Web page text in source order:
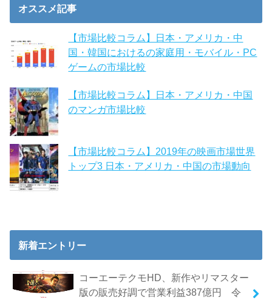
オススメ記事
【市場比較コラム】日本・アメリカ・中
国・韓国におけるの家庭用・モバイル・PC
ゲームの市場比較
【市場比較コラム】日本・アメリカ・中国
のマンガ市場比較
【市場比較コラム】2019年の映画市場世界
トップ3 日本・アメリカ・中国の市場動向
新着エントリー
コーエーテクモHD、新作やリマスター
版の販売好調で営業利益387億円 令